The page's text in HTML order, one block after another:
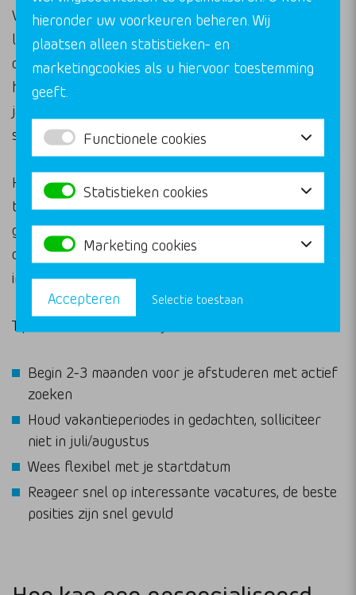
Voor pas afgestudeerden is het slim om al tijdens je
laatste studiejaar te beginnen met oriënteren. Veel
organisaties werven actief op universiteiten en
hogescholen in februari en maart. Begin dus al in
januari met het opstellen van je cv en
sollicitatiebrief.
Het najaar is ook het moment waarop veel
traineeships en startersfuncties worden
geadverteerd. Grote adviesbureaus en
overheidsorganisaties hebben vaak jaarlijkse
instroommomenten voor hun traineeprogramma’s.
Tips voor het timen van je sollicitatie:
Begin 2-3 maanden voor je afstuderen met actief
zoeken
Houd vakantieperiodes in gedachten, solliciteer
niet in juli/augustus
Wees flexibel met je startdatum
Reageer snel op interessante vacatures, de beste
posities zijn snel gevuld
hieronder uw voorkeuren beheren. Wij
plaatsen alleen statistieken- en
marketingcookies als u hiervoor toestemming
geeft.
Functionele cookies
Statistieken cookies
Marketing cookies
Accepteren Selectie toestaan